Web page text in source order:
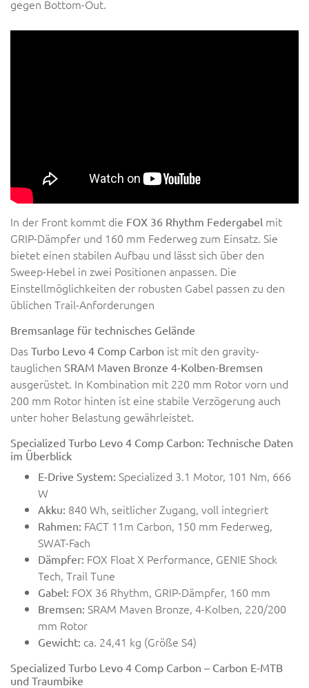
gegen Bottom-Out.
In der Front kommt die FOX 36 Rhythm Federgabel mit
GRIP-Dämpfer und 160 mm Federweg zum Einsatz. Sie
bietet einen stabilen Aufbau und lässt sich über den
Sweep-Hebel in zwei Positionen anpassen. Die
Einstellmöglichkeiten der robusten Gabel passen zu den
üblichen Trail-Anforderungen
Bremsanlage für technisches Gelände
Das Turbo Levo 4 Comp Carbon ist mit den gravity-
tauglichen SRAM Maven Bronze 4-Kolben-Bremsen
ausgerüstet. In Kombination mit 220 mm Rotor vorn und
200 mm Rotor hinten ist eine stabile Verzögerung auch
unter hoher Belastung gewährleistet.
Specialized Turbo Levo 4 Comp Carbon: Technische Daten
im Überblick
E-Drive System: Specialized 3.1 Motor, 101 Nm, 666
W
Akku: 840 Wh, seitlicher Zugang, voll integriert
Rahmen: FACT 11m Carbon, 150 mm Federweg,
SWAT-Fach
Dämpfer: FOX Float X Performance, GENIE Shock
Tech, Trail Tune
Gabel: FOX 36 Rhythm, GRIP-Dämpfer, 160 mm
Bremsen: SRAM Maven Bronze, 4-Kolben, 220/200
mm Rotor
Gewicht: ca. 24,41 kg (Größe S4)
Specialized Turbo Levo 4 Comp Carbon – Carbon E-MTB
und Traumbike